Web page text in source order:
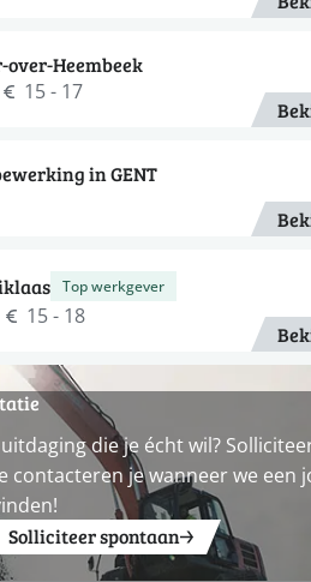
Heembeek
15 - 17
in GENT
Top werkgever
15 - 18
die je écht wil?
contacteren je wanneer we een
Solliciteer spontaan